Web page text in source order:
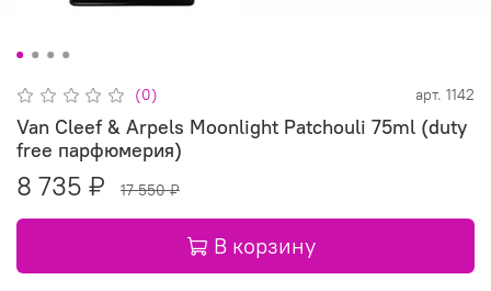
(0) арт. 1142
Van Cleef & Arpels Moonlight Patchouli 75ml (duty
free парфюмерия)
8 735 ₽ 17 550 ₽
В корзину